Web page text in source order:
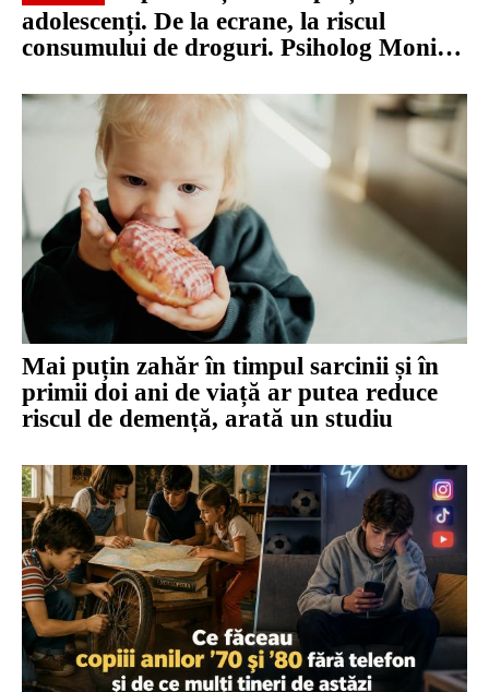
adolescenți. De la ecrane, la riscul
consumului de droguri. Psiholog Monica
Mai puțin zahăr în timpul sarcinii și în
primii doi ani de viață ar putea reduce
riscul de demență, arată un studiu